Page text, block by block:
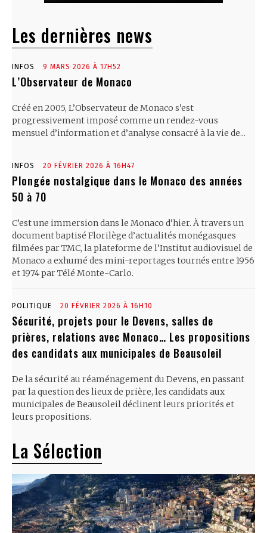
Les dernières news
INFOS 9 MARS 2026 À 17H52
L’Observateur de Monaco
Créé en 2005, L’Observateur de Monaco s’est
progressivement imposé comme un rendez-vous
mensuel d’information et d’analyse consacré à la vie de...
INFOS 20 FÉVRIER 2026 À 16H47
Plongée nostalgique dans le Monaco des années
50 à 70
C’est une immersion dans le Monaco d’hier. À travers un
document baptisé Florilège d’actualités monégasques
filmées par TMC, la plateforme de l’Institut audiovisuel de
Monaco a exhumé des mini-reportages tournés entre 1956
et 1974 par Télé Monte-Carlo.
POLITIQUE 20 FÉVRIER 2026 À 16H10
Sécurité, projets pour le Devens, salles de
prières, relations avec Monaco… Les propositions
des candidats aux municipales de Beausoleil
De la sécurité au réaménagement du Devens, en passant
par la question des lieux de prière, les candidats aux
municipales de Beausoleil déclinent leurs priorités et
leurs propositions.
La Sélection